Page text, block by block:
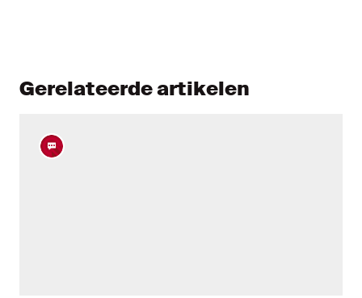
Gerelateerde artikelen